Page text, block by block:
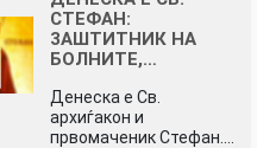
СТЕФАН:
3AШТИТНИК НА
БOЛНИТЕ,…
Денеска е Св.
архиѓакон и
првомаченик Стефан.…